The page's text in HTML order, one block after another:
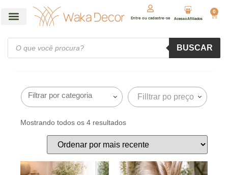
Entre ou cadastre-se Acesso Afiliados
0
BUSCAR
Filltrar po preço
Mostrando todos os 4 resultados